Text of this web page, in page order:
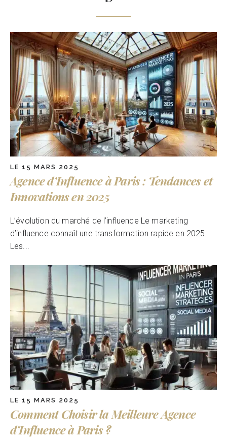
LE 15 MARS 2025
Agence d’Influence à Paris : Tendances et
Innovations en 2025
L’évolution du marché de l’influence Le marketing
d’influence connaît une transformation rapide en 2025.
Les...
LE 15 MARS 2025
Comment Choisir la Meilleure Agence
d’Influence à Paris ?